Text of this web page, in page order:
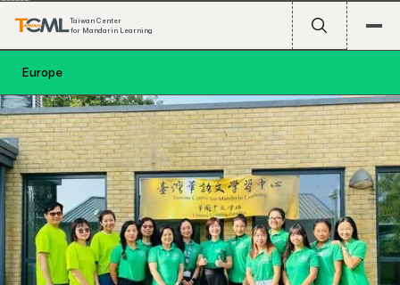
Taiwan Center
for Mandarin Learning
Europe